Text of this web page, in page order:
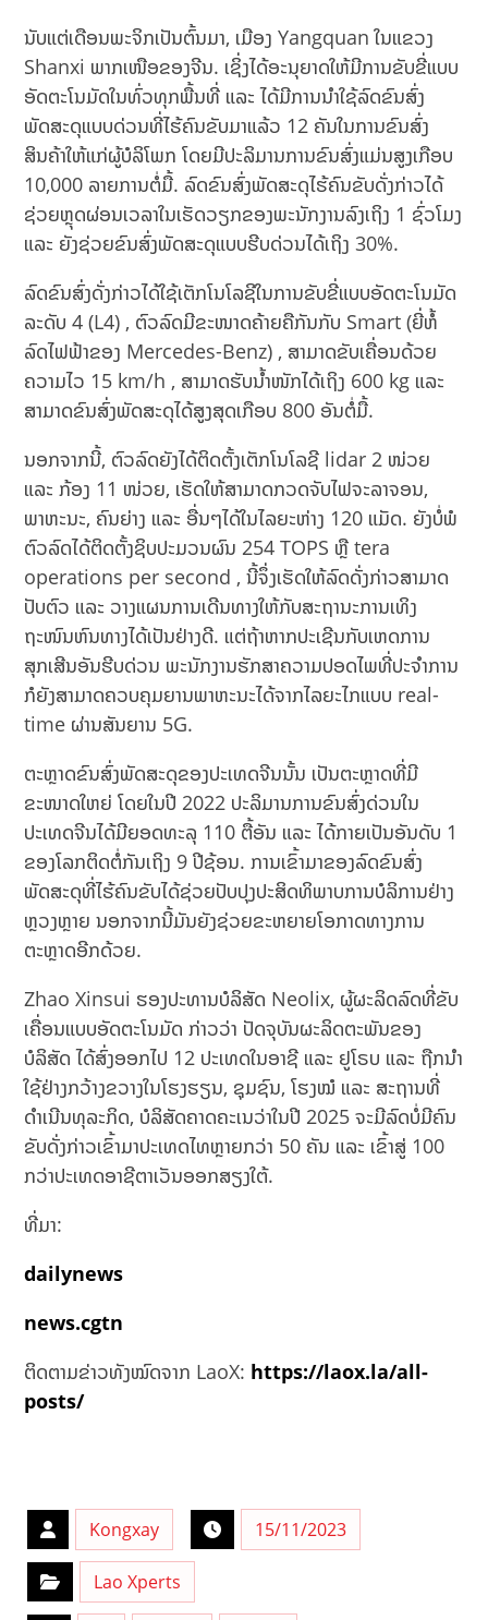
ນັບແຕ່ເດືອນພະຈິກເປັນຕົ້ນມາ, ເມືອງ Yangquan ໃນ​ແຂວງ
Shanxi ພາກ​ເໜືອ​ຂອງ​ຈີນ​. ເຊິ່ງໄດ້ອະນຸຍາດໃຫ້ມີການຂັບຂີ່ແບບ
ອັດຕະໂນມັດໃນທົ່ວທຸກພື້ນທີ່ ແລະ ໄດ້ມີການນຳໃຊ້ລົດຂົນສົ່ງ
ພັດສະດຸແບບດ່ວນທີ່ໄຮ້ຄົນຂັບມາແລ້ວ 12 ຄັນໃນການຂົນສົ່ງ
ສິນຄ້າໃຫ້ແກ່ຜູ້ບໍລິໂພກ ໂດຍມີປະລິມານ​ການ​ຂົນ​ສົ່ງ​ແມ່ນ​ສູງ​​ເກືອບ
10,000 ລາຍການ​ຕໍ່​ມື້. ລົດຂົນສົ່ງພັດສະດຸໄຮ້ຄົນຂັບດັ່ງກ່າວໄດ້
ຊ່ວຍຫຼຸດຜ່ອນເວລາໃນເຮັດວຽກຂອງພະນັກງານລົງເຖິງ 1 ຊົ່ວໂມງ
ແລະ ຍັງຊ່ວຍຂົນສົ່ງພັດສະດຸແບບຮີບດ່ວນໄດ້ເຖິງ 30%.
ລົດຂົນສົ່ງດັ່ງກ່າວໄດ້ໃຊ້ເຕັກໂນໂລຊີໃນການຂັບຂີ່ແບບອັດຕະໂນມັດ
ລະດັບ 4 (L4) , ຕົວລົດມີຂະໜາດຄ້າຍຄືກັນກັບ Smart (ຍີ່ຫໍ້
ລົດໄຟຟ້າຂອງ Mercedes-Benz) , ສາມາດຂັບເຄື່ອນດ້ວຍ
ຄວາມໄວ 15 km/h , ສາມາດຮັບນ້ຳໜັກໄດ້ເຖິງ 600 kg ແລະ
ສາມາດຂົນສົ່ງພັດສະດຸໄດ້ສູງສຸດເກືອບ 800 ອັນຕໍ່ມື້.
ນອກຈາກນີ້, ຕົວລົດຍັງໄດ້ຕິດຕັ້ງເຕັກໂນໂລຊີ lidar 2 ໜ່ວຍ
ແລະ ກ້ອງ 11 ໜ່ວຍ, ເຮັດໃຫ້ສາມາດກວດຈັບໄຟຈະລາຈອນ,
ພາຫະນະ, ຄົນຍ່າງ ແລະ ອື່ນໆໄດ້ໃນໄລຍະຫ່າງ 120 ແມັດ. ຍັງບໍ່ພໍ
ຕົວລົດໄດ້ຕິດຕັ້ງຊິບປະມວນຜົນ 254 TOPS ຫຼື tera
operations per second , ນີ້ຈຶ່ງເຮັດໃຫ້ລົດດັ່ງກ່າວສາມາດ
ປັບຕົວ ແລະ ວາງແຜນການເດີນທາງໃຫ້ກັບສະຖານະການເທິງ
ຖະໜົນຫົນທາງໄດ້ເປັນຢ່າງດີ. ແຕ່ຖ້າຫາກປະເຊີນກັບເຫດການ
ສຸກເສີນອັນຮີບດ່ວນ ພະນັກງານຮັກສາຄວາມປອດໄພທີ່ປະຈໍາການ
ກໍຍັງສາມາດຄວບຄຸມຍານພາຫະນະໄດ້ຈາກໄລຍະໄກແບບ real-
time ຜ່ານສັນຍານ 5G.
ຕະຫຼາດຂົນສົ່ງພັດສະດຸຂອງປະເທດຈີນນັ້ນ ເປັນຕະຫຼາດທີ່ມີ
ຂະໜາດໃຫຍ່ ໂດຍໃນປີ 2022 ປະລິມານການຂົນສົ່ງດ່ວນໃນ
ປະເທດຈີນໄດ້ມີຍອດທະລຸ 110 ຕື້ອັນ ແລະ ໄດ້ກາຍເປັນອັນດັບ 1
ຂອງໂລກຕິດຕໍ່ກັນເຖິງ 9 ປີຊ້ອນ. ການເຂົ້າມາຂອງລົດຂົນສົ່ງ
ພັດສະດຸທີ່ໄຮ້ຄົນຂັບໄດ້ຊ່ວຍປັບປຸງປະສິດທິພາບການບໍລິການຢ່າງ
ຫຼວງຫຼາຍ ນອກຈາກນີ້ມັນຍັງຊ່ວຍຂະຫຍາຍໂອກາດທາງການ
ຕະຫຼາດອີກດ້ວຍ.
Zhao Xinsui ຮອງປະທານບໍລິສັດ Neolix, ຜູ້ຜະລິດລົດທີ່ຂັບ
ເຄື່ອນແບບອັດຕະໂນມັດ ກ່າວວ່າ ປັດຈຸບັນຜະລິດຕະພັນຂອງ
ບໍລິສັດ ໄດ້ສົ່ງອອກໄປ 12 ປະເທດໃນອາຊີ ແລະ ຢູໂຣບ ແລະ ຖືກນຳ
ໃຊ້ຢ່າງກວ້າງຂວາງໃນໂຮງຮຽນ, ຊຸມຊົນ, ໂຮງໝໍ ແລະ ສະຖານທີ່
ດຳເນີນທຸລະກິດ, ບໍລິສັດຄາດຄະເນວ່າໃນປີ 2025 ຈະມີລົດບໍ່ມີຄົນ
ຂັບດັ່ງກ່າວເຂົ້າມາປະເທດໄທຫຼາຍກວ່າ 50 ຄັນ ແລະ ເຂົ້າສູ່ 100
ກວ່າປະເທດອາຊີຕາເວັນອອກສຽງໃຕ້.
ທີ່ມາ:
dailynews
news.cgtn
ຕິດຕາມຂ່າວທັງໝົດຈາກ LaoX: https://laox.la/all-
posts/
Kongxay 15/11/2023
Lao Xperts